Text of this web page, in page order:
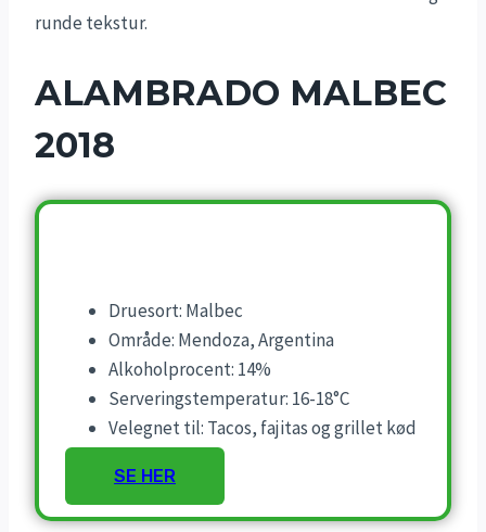
runde tekstur.
ALAMBRADO MALBEC
2018
Druesort: Malbec
Område: Mendoza, Argentina
Alkoholprocent: 14%
Serveringstemperatur: 16-18°C
Velegnet til: Tacos, fajitas og grillet kød
SE HER